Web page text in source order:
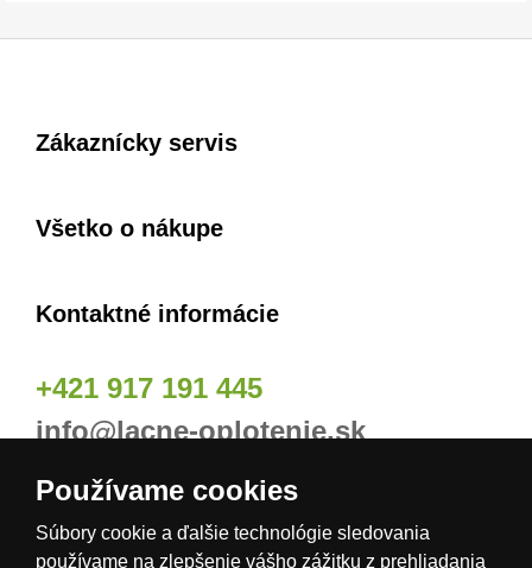
Zákaznícky servis
Všetko o nákupe
Kontaktné informácie
+421 917 191 445
info@lacne-oplotenie.sk
Naše odberné miesta
Používame cookies
Súbory cookie a ďalšie technológie sledovania
používame na zlepšenie vášho zážitku z prehliadania